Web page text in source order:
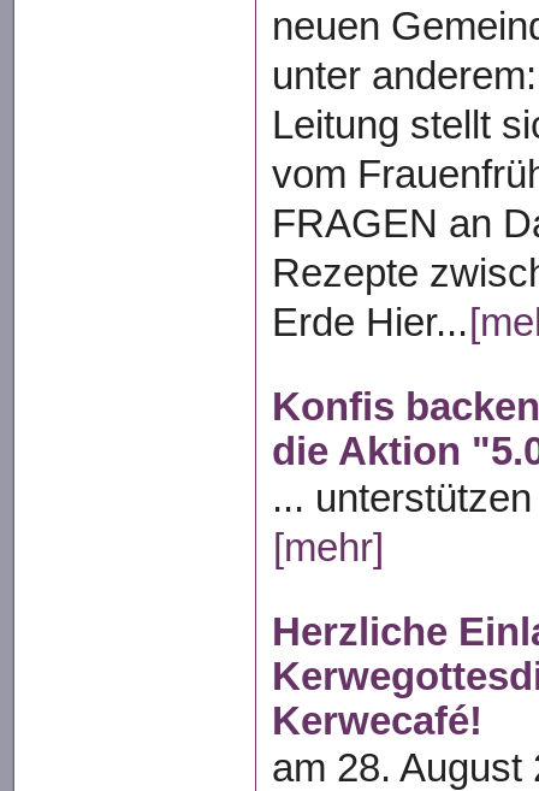
neuen
unter
Leitung stellt
vom
FRAGEN an
Rezepte
Erde Hier...
Konfis
die Aktion
...
[mehr]
Herzliche
Kerwecafé!
am 28. August